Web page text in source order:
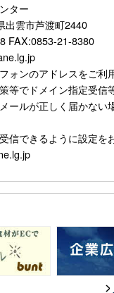
ター
出雲市芦渡町2440
FAX:0853-21-8380
ォンのアドレスをご利
でドメイン指定受信
ールが正しく届かない
信できるように設定を